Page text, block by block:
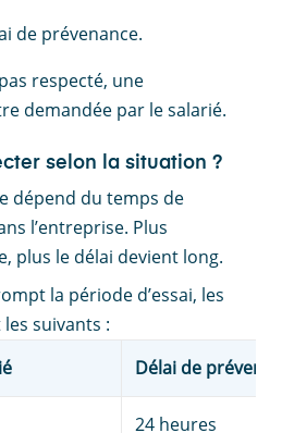
de prévenance.
respecté, une
demandée par le salarié.
selon la situation ?
dépend du temps de
l’entreprise. Plus
plus le délai devient long.
la période d’essai, les
suivants :
Délai de
24 heures